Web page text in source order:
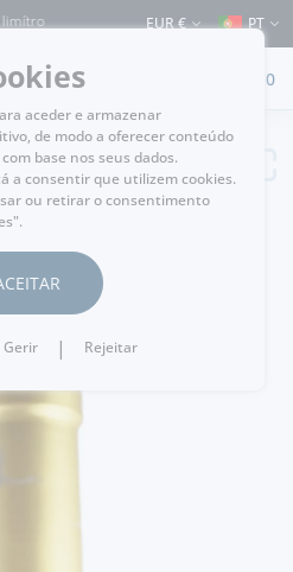
⚠️ Envios para Portugal e para o resto
EUR € PT
0
aceder e armazenar
de modo a oferecer conteúdo
base nos seus dados.
a consentir que utilizem cookies.
ou retirar o consentimento
Gerir | Rejeitar